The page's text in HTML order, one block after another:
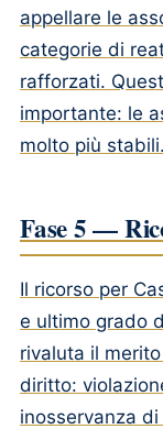
appellare le
categorie di
rafforzati.
importante: le
molto più stabili.
Fase 5 —
Il ricorso per
e ultimo grado
rivaluta il
diritto:
inosservanza